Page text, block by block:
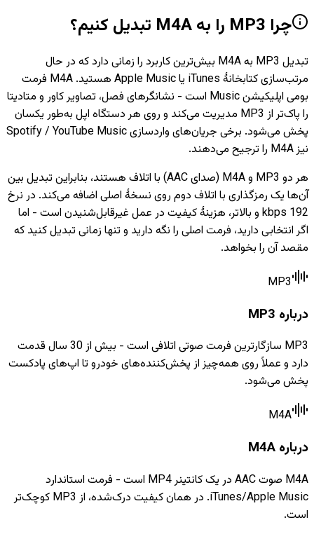
چرا MP3 را به M4A تبدیل کنیم؟
تبدیل MP3 به M4A بیش‌ترین کاربرد را زمانی دارد که در حال
مرتب‌سازی کتابخانهٔ iTunes یا Apple Music هستید. M4A فرمت
بومی اپلیکیشن Music است - نشانگرهای فصل، تصاویر کاور و متادیتا
را پاک‌تر از MP3 مدیریت می‌کند و روی هر دستگاه اپل به‌طور یکسان
پخش می‌شود. برخی جریان‌های واردسازی Spotify / YouTube Music
نیز M4A را ترجیح می‌دهند.
هر دو MP3 و M4A (صدای AAC) با اتلاف هستند، بنابراین تبدیل بین
آن‌ها یک رمزگذاری با اتلاف دوم روی نسخهٔ اصلی اضافه می‌کند. در نرخ
192 kbps و بالاتر، هزینهٔ کیفیت در عمل غیرقابل‌شنیدن است - اما
اگر انتخابی دارید، فرمت اصلی را نگه دارید و تنها زمانی تبدیل کنید که
مقصد آن را بخواهد.
MP3
درباره MP3
MP3 سازگارترین فرمت صوتی اتلافی است - بیش از 30 سال قدمت
دارد و عملاً روی همه‌چیز از پخش‌کننده‌های خودرو تا اپ‌های پادکست
پخش می‌شود.
M4A
درباره M4A
M4A صوت AAC در یک کانتینر MP4 است - فرمت استاندارد
iTunes/Apple Music. در همان کیفیت درک‌شده، از MP3 کوچک‌تر
است.